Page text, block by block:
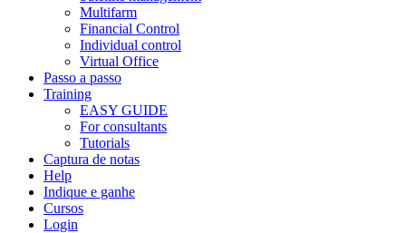
Multifarm
Financial Control
Individual control
Virtual Office
Passo a passo
Training
EASY GUIDE
For consultants
Tutorials
Captura de notas
Help
Indique e ganhe
Cursos
Login